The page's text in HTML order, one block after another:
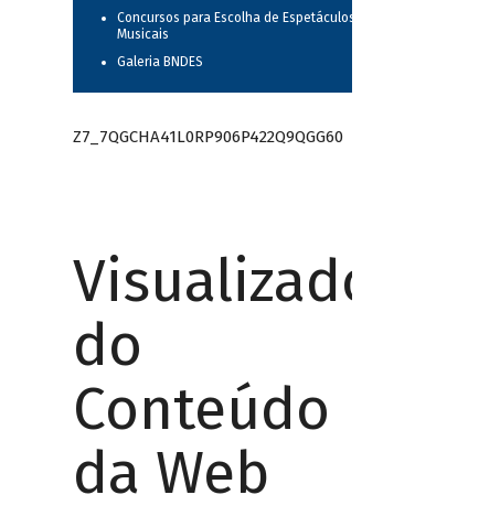
Concursos para Escolha de Espetáculos
Musicais
Galeria BNDES
Z7_7QGCHA41L0RP906P422Q9QGG60
Visualizador
do
Conteúdo
da Web